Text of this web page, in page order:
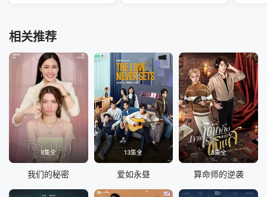
相关推荐
8集全
我们的秘密
13集全
爱如永昼
8集全
算命师的逆袭